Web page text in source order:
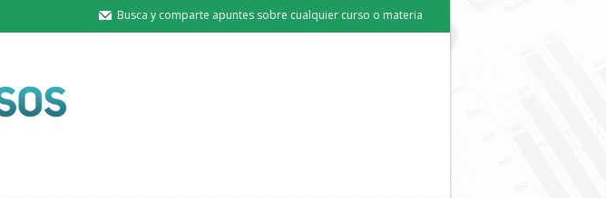
Busca y comparte apuntes sobre cualquier curso o materia